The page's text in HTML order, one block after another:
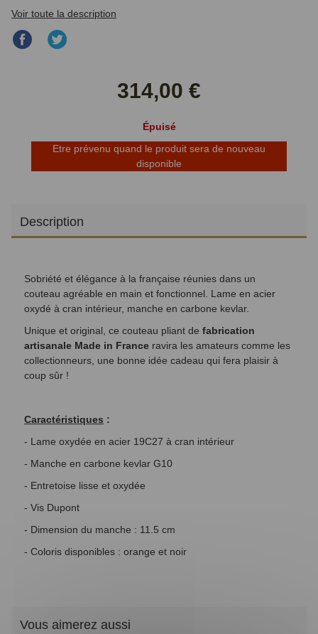
Voir toute la description
Partager
314,00 €
Épuisé
Etre prévenu quand le produit sera de nouveau
disponible
Description
Sobriété et élégance à la française réunies dans un
couteau agréable en main et fonctionnel. Lame en acier
oxydé à cran intérieur, manche en carbone kevlar.
Unique et original, ce couteau pliant de fabrication
artisanale Made in France ravira les amateurs comme les
collectionneurs, une bonne idée cadeau qui fera plaisir à
coup sûr !
Caractéristiques :
- Lame oxydée en acier 19C27 à cran intérieur
- Manche en carbone kevlar G10
- Entretoise lisse et oxydée
- Vis Dupont
- Dimension du manche : 11.5 cm
- Coloris disponibles : orange et noir
Vous aimerez aussi